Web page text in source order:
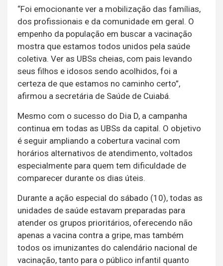
“Foi emocionante ver a mobilização das famílias,
dos profissionais e da comunidade em geral. O
empenho da população em buscar a vacinação
mostra que estamos todos unidos pela saúde
coletiva. Ver as UBSs cheias, com pais levando
seus filhos e idosos sendo acolhidos, foi a
certeza de que estamos no caminho certo”,
afirmou a secretária de Saúde de Cuiabá.
Mesmo com o sucesso do Dia D, a campanha
continua em todas as UBSs da capital. O objetivo
é seguir ampliando a cobertura vacinal com
horários alternativos de atendimento, voltados
especialmente para quem tem dificuldade de
comparecer durante os dias úteis.
Durante a ação especial do sábado (10), todas as
unidades de saúde estavam preparadas para
atender os grupos prioritários, oferecendo não
apenas a vacina contra a gripe, mas também
todos os imunizantes do calendário nacional de
vacinação, tanto para o público infantil quanto